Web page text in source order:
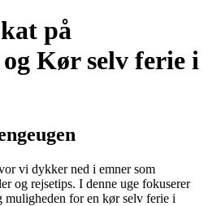
på
Kør selv ferie i
vi dykker ned i emner som
og rejsetips. I denne uge fokuserer
muligheden for en kør selv ferie i